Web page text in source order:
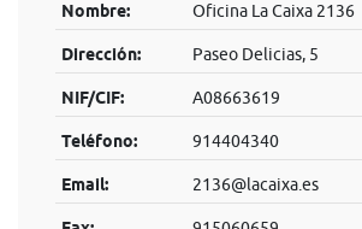
Nombre: Oficina La Caixa 2136
Dirección: Paseo Delicias, 5
NIF/CIF: A08663619
Teléfono: 914404340
Email: 2136@lacaixa.es